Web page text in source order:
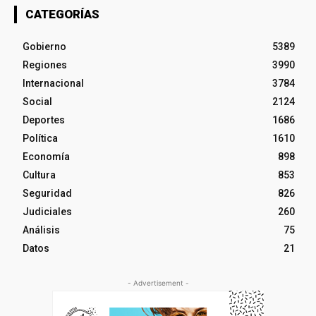
CATEGORÍAS
Gobierno
5389
Regiones
3990
Internacional
3784
Social
2124
Deportes
1686
Política
1610
Economía
898
Cultura
853
Seguridad
826
Judiciales
260
Análisis
75
Datos
21
- Advertisement -